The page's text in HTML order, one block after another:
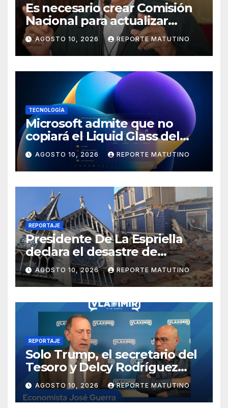
Es necesario crear Comisión
Nacional para actualizar
normas sismorresistentes y
planificación urbana
AGOSTO 10, 2026 REPORTE MATUTINO
TECNOLOGÍA
Microsoft admite que no
copiará el Liquid Glass del
iPhone en Windows 11 y tiene
una buena razón
AGOSTO 10, 2026 REPORTE MATUTINO
REPORTAJE
Presidente De La Espriella
declara el desastre de
carácter nacional tras
terremoto de magnitud 7,4
AGOSTO 10, 2026 REPORTE MATUTINO
REPORTAJE
Solo Trump, el secretario del
Tesoro y Delcy Rodríguez
saben dónde están los reales
del petróleo
AGOSTO 10, 2026 REPORTE MATUTINO